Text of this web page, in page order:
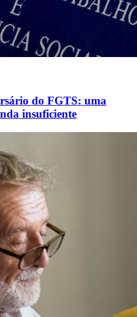
do FGTS: uma
insuficiente